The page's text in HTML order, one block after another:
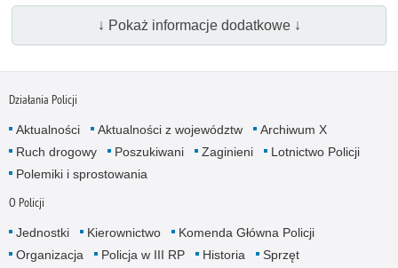
↓ Pokaż informacje dodatkowe ↓
Działania Policji
Aktualności Aktualności z województw
Archiwum X
Ruch drogowy
Poszukiwani Zaginieni
Lotnictwo Policji
Polemiki i sprostowania
O Policji
Jednostki Kierownictwo
Komenda Główna Policji
Organizacja
Policja w III RP Historia
Sprzęt